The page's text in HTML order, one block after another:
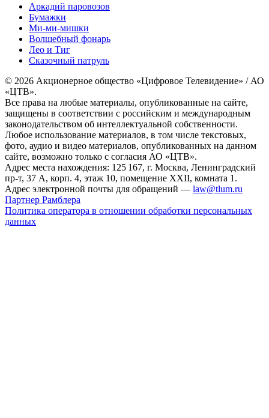
Аркадий паровозов
Бумажки
Ми-ми-мишки
Волшебный фонарь
Лео и Тиг
Сказочный патруль
© 2026 Акционерное общество «Цифровое Телевидение» / АО
«ЦТВ».
Все права на любые материалы, опубликованные на сайте,
защищены в соответствии с российским и международным
законодательством об интеллектуальной собственности.
Любое использование материалов, в том числе текстовых,
фото, аудио и видео материалов, опубликованных на данном
сайте, возможно только с согласия АО «ЦТВ».
Адрес места нахождения: 125 167, г. Москва, Ленинградский
пр-т, 37 А, корп. 4, этаж 10, помещение XXII, комната 1.
Адрес электронной почты для обращений — law@tlum.ru
Партнер Рамблера
Политика оператора в отношении обработки персональных
данных